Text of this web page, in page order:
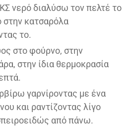
νερό διαλύσω τον πελτέ το
στην κατσαρόλα
το.
στο φούρνο, στην
στην ίδια θερμοκρασία
γαρνίροντας με ένα
και ραντίζοντας λίγο
από πάνω.